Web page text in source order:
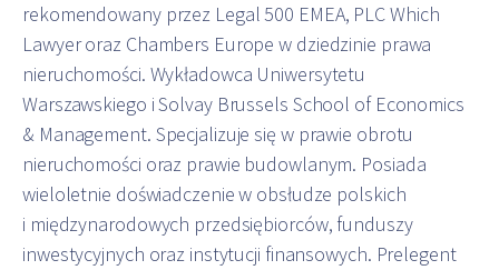
rekomendowany przez Legal 500 EMEA, PLC Which
Lawyer oraz Chambers Europe w dziedzinie prawa
nieruchomości. Wykładowca Uniwersytetu
Warszawskiego i Solvay Brussels School of Economics
& Management. Specjalizuje się w prawie obrotu
nieruchomości oraz prawie budowlanym. Posiada
wieloletnie doświadczenie w obsłudze polskich
i międzynarodowych przedsiębiorców, funduszy
inwestycyjnych oraz instytucji finansowych. Prelegent